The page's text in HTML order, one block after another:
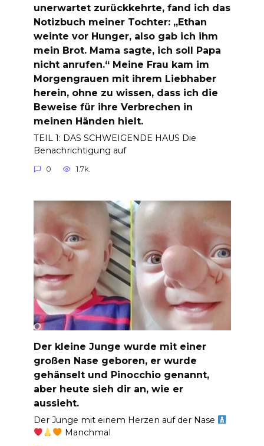
unerwartet zurückkehrte, fand ich das
Notizbuch meiner Tochter: „Ethan
weinte vor Hunger, also gab ich ihm
mein Brot. Mama sagte, ich soll Papa
nicht anrufen.“ Meine Frau kam im
Morgengrauen mit ihrem Liebhaber
herein, ohne zu wissen, dass ich die
Beweise für ihre Verbrechen in
meinen Händen hielt.
TEIL 1: DAS SCHWEIGENDE HAUS Die
Benachrichtigung auf
0 1.7k.
Der kleine Junge wurde mit einer
großen Nase geboren, er wurde
gehänselt und Pinocchio genannt,
aber heute sieh dir an, wie er
aussieht.
Der Junge mit einem Herzen auf der Nase
Manchmal